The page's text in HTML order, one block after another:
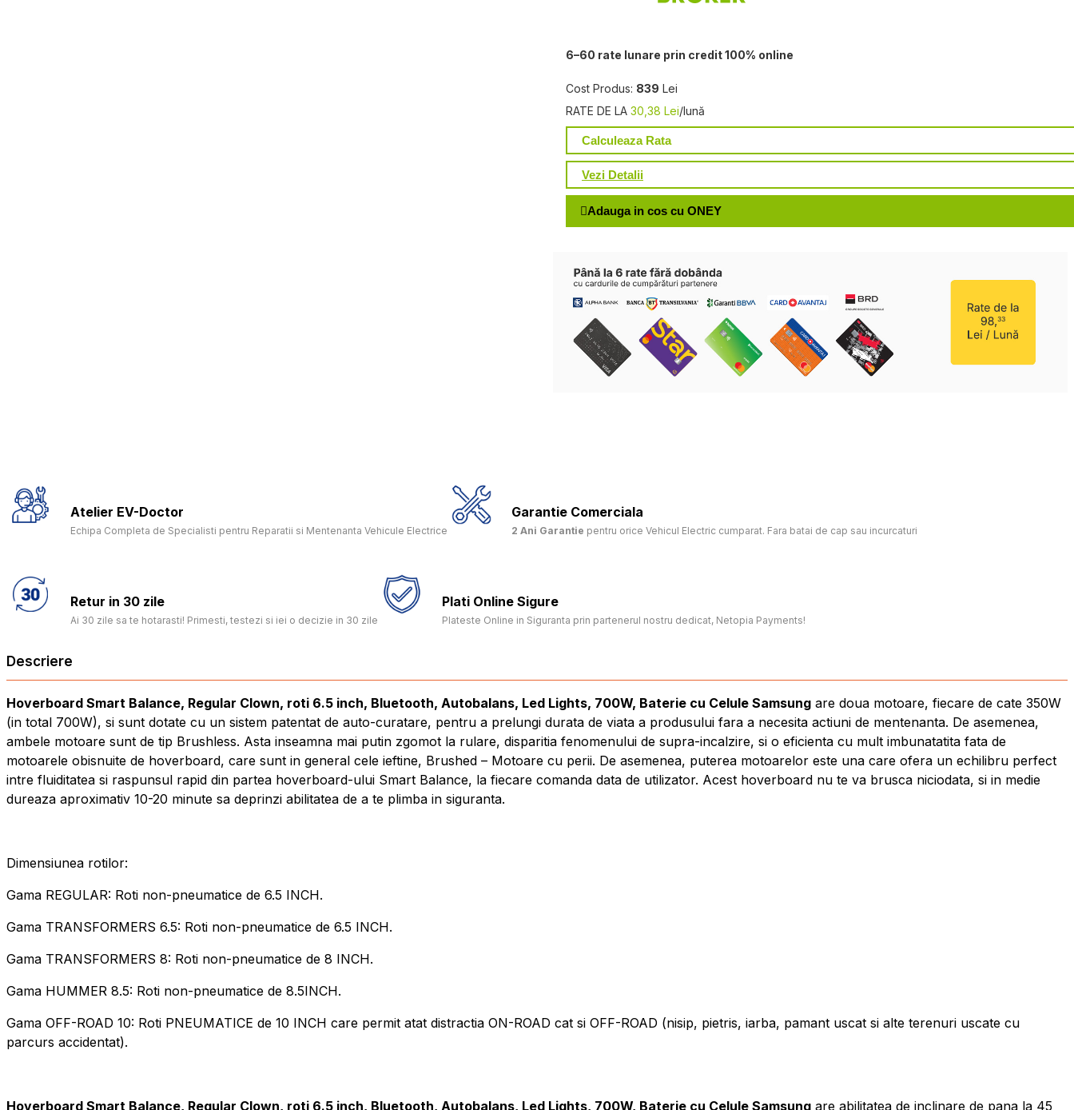
6–60 rate lunare prin credit 100% online
Cost Produs: 839 Lei
RATE DE LA 30,38 Lei/lună
Calculeaza Rata
Vezi Detalii
Adauga in cos cu ONEY
Atelier EV-Doctor
Echipa Completa de Specialisti pentru Reparatii si Mentenanta Vehicule Electrice
Garantie Comerciala
2 Ani Garantie pentru orice Vehicul Electric cumparat. Fara batai de cap sau incurcaturi
Retur in 30 zile
Ai 30 zile sa te hotarasti! Primesti, testezi si iei o decizie in 30 zile
Plati Online Sigure
Plateste Online in Siguranta prin partenerul nostru dedicat, Netopia Payments!
Descriere
Hoverboard Smart Balance, Regular Clown, roti 6.5 inch, Bluetooth, Autobalans, Led Lights, 700W, Baterie cu Celule Samsung are doua motoare, fiecare de cate 350W
(in total 700W), si sunt dotate cu un sistem patentat de auto-curatare, pentru a prelungi durata de viata a produsului fara a necesita actiuni de mentenanta. De asemenea,
ambele motoare sunt de tip Brushless. Asta inseamna mai putin zgomot la rulare, disparitia fenomenului de supra-incalzire, si o eficienta cu mult imbunatatita fata de
motoarele obisnuite de hoverboard, care sunt in general cele ieftine, Brushed – Motoare cu perii. De asemenea, puterea motoarelor este una care ofera un echilibru perfect
intre fluiditatea si raspunsul rapid din partea hoverboard-ului Smart Balance, la fiecare comanda data de utilizator. Acest hoverboard nu te va brusca niciodata, si in medie
dureaza aproximativ 10-20 minute sa deprinzi abilitatea de a te plimba in siguranta.
Dimensiunea rotilor:
Gama REGULAR: Roti non-pneumatice de 6.5 INCH.
Gama TRANSFORMERS 6.5: Roti non-pneumatice de 6.5 INCH.
Gama TRANSFORMERS 8: Roti non-pneumatice de 8 INCH.
Gama HUMMER 8.5: Roti non-pneumatice de 8.5INCH.
Gama OFF-ROAD 10: Roti PNEUMATICE de 10 INCH care permit atat distractia ON-ROAD cat si OFF-ROAD (nisip, pietris, iarba, pamant uscat si alte terenuri uscate cu
parcurs accidentat).
Hoverboard Smart Balance, Regular Clown, roti 6.5 inch, Bluetooth, Autobalans, Led Lights, 700W, Baterie cu Celule Samsung are abilitatea de inclinare de pana la 45